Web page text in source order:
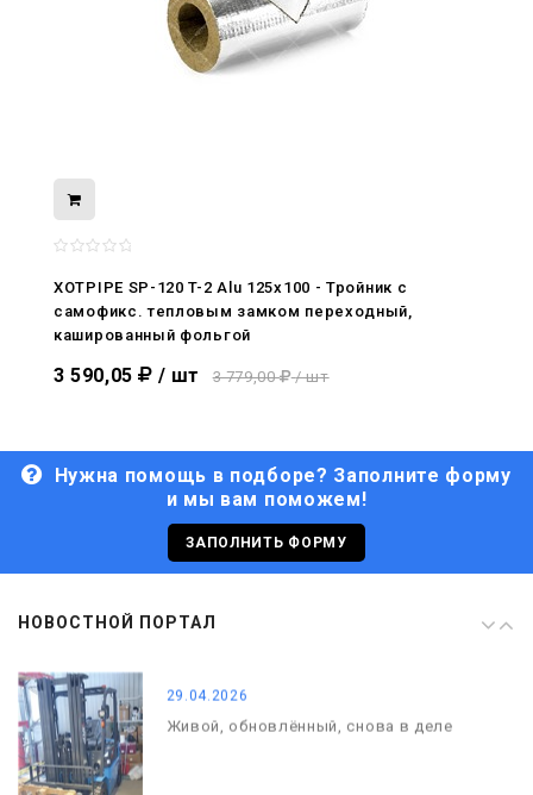
XOTPIPE SP-120 T-2 Alu 125x100 - Тройник c
самофикс. тепловым замком переходный,
кашированный фольгой
3 590,05 / шт 3 779,00 / шт
Нужна помощь в подборе? Заполните форму
и мы вам поможем!
ЗАПОЛНИТЬ ФОРМУ
НОВОСТНОЙ ПОРТАЛ
нами
29.06.2026
С Днём кораблестроителя!
С Днём Победы. Память, которая с
29.04.2026
Живой, обновлённый, снова в деле